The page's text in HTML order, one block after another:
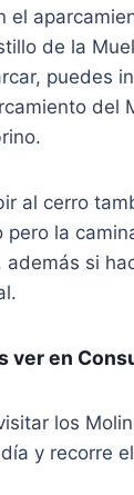
el
de la
puedes
del
al cerro
pero la
además si
ver en
los
y recorre